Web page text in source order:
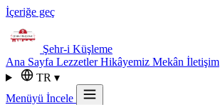
İçeriğe geç
Şehr-i Küşleme
Ana Sayfa LezzetlerHikâyemiz Mekân İletişim
TR ▾
Menüyü İncele